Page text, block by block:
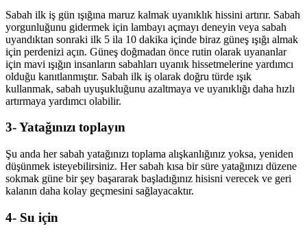
Sabah ilk iş gün ışığına maruz kalmak uyanıklık hissini artırır. Sabah
yorgunluğunu gidermek için lambayı açmayı deneyin veya sabah
uyandıktan sonraki ilk 5 ila 10 dakika içinde biraz güneş ışığı almak
için perdenizi açın. Güneş doğmadan önce rutin olarak uyananlar
için mavi ışığın insanların sabahları uyanık hissetmelerine yardımcı
olduğu kanıtlanmıştır. Sabah ilk iş olarak doğru türde ışık
kullanmak, sabah uyuşukluğunu azaltmaya ve uyanıklığı daha hızlı
artırmaya yardımcı olabilir.
3- Yatağınızı toplayın
Şu anda her sabah yatağınızı toplama alışkanlığınız yoksa, yeniden
düşünmek isteyebilirsiniz. Her sabah kısa bir süre yatağınızı düzene
sokmak güne bir şey başararak başladığınız hisisni verecek ve geri
kalanın daha kolay geçmesini sağlayacaktır.
4- Su için